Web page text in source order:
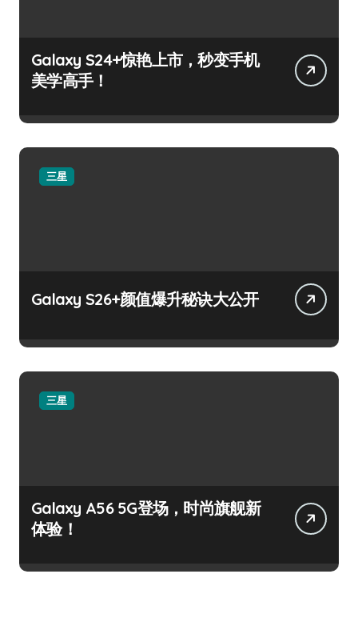
Galaxy S24+惊艳上市，秒变手机
美学高手！
三星
Galaxy S26+颜值爆升秘诀大公开
三星
Galaxy A56 5G登场，时尚旗舰新
体验！